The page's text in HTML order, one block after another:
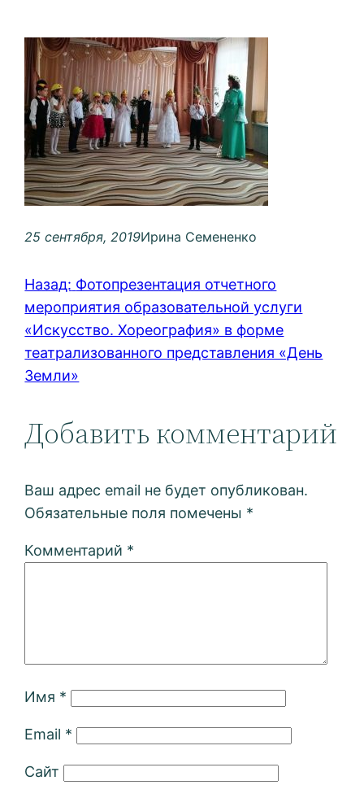
25 сентября, 2019Ирина Семененко
Назад: Фотопрезентация отчетного
мероприятия образовательной услуги
«Искусство. Хореография» в форме
театрализованного представления «День
Земли»
Добавить комментарий
Ваш адрес email не будет опубликован.
Обязательные поля помечены *
Комментарий *
Имя *
Email *
Сайт